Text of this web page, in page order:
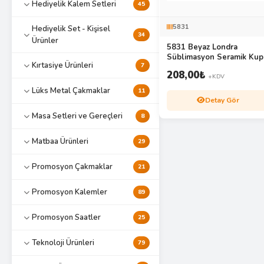
Hediyelik Kalem Setleri 45
Hediyelik Set - Kişisel
Ürünler
34
Kırtasiye Ürünleri 7
Lüks Metal Çakmaklar 11
Masa Setleri ve Gereçleri 8
Matbaa Ürünleri 29
Promosyon Çakmaklar 21
Promosyon Kalemler 89
Promosyon Saatler 25
Teknoloji Ürünleri 79
5831
5831 Beyaz Londra
Süblimasyon Seramik
208,00₺ +KDV
Detay Gör